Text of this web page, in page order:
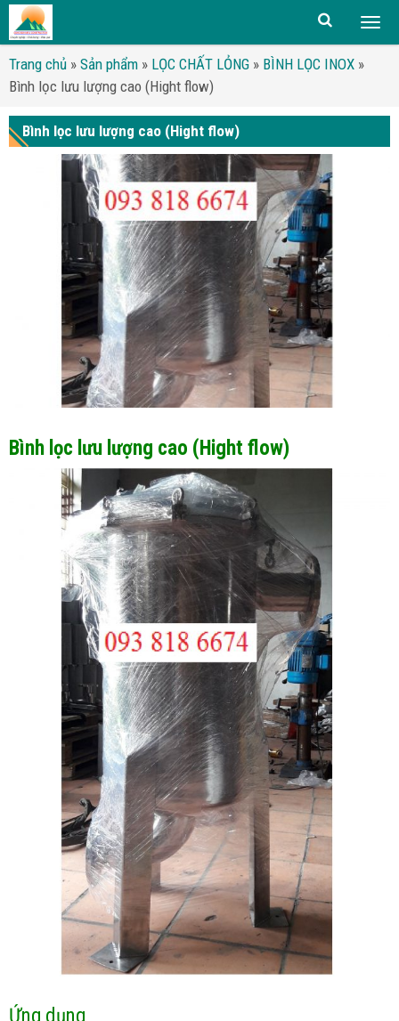
Trang chủ » Sản phẩm » LỌC CHẤT LỎNG » BÌNH LỌC INOX »
Bình lọc lưu lượng cao (Hight flow)
Bình lọc lưu lượng cao (Hight flow)
Bình lọc lưu lượng cao (Hight flow)
Ứng dụng